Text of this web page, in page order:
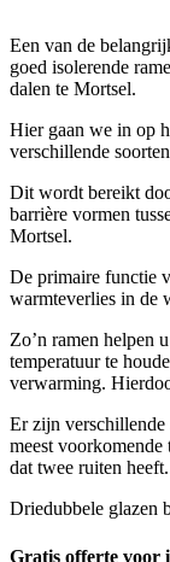
Een van de
goed isolerende
dalen te Mortsel.
Hier gaan we in op
verschillende
Dit wordt bereikt
barrière vormen
Mortsel.
De primaire functie
warmteverlies in de
Zo’n ramen helpen
temperatuur te
verwarming.
Er zijn verschillende
meest voorkomende
dat twee ruiten heeft.
Driedubbele glazen
Gratis offerte voor